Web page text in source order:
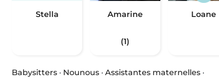
Stella Amarine
(1)
Loane
Babysitters · Nounous · Assistantes maternelles ·